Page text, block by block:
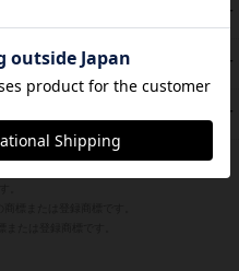
PT
PT
戦
PT